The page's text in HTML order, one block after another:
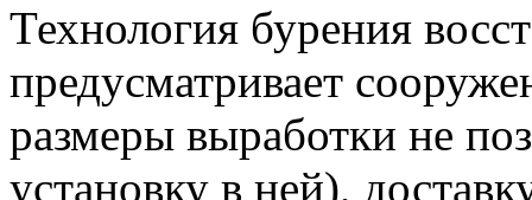
Технология бурения
предусматривает
размеры выработки не
установку в ней),